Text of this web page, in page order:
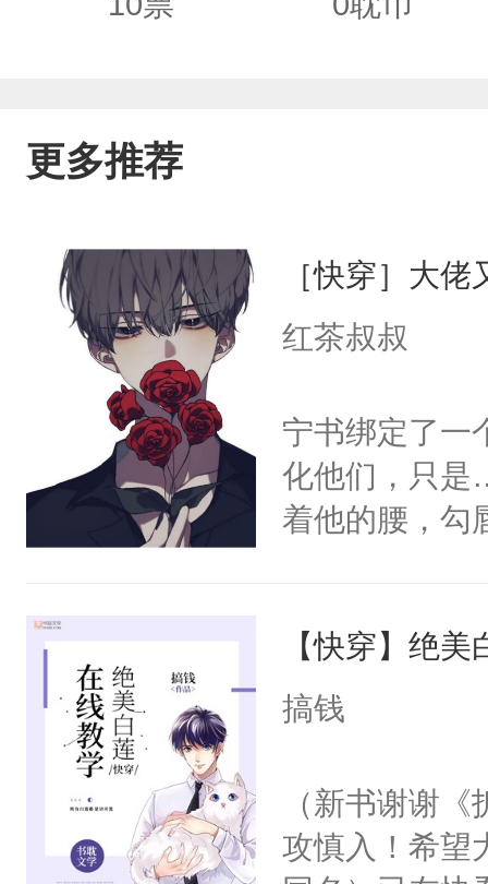
长喝够牛奶之后，准备暗搓搓准备秀
穿情侣装。粉丝：学人精！小情侣被拍
们在粉丝面前装作相亲相爱的样子。没
更多推荐
［快穿］大
红茶叔叔
宁书绑定了一
化他们，只是
着他的腰，勾
来，给老公
用力——为你
【快穿】绝
搞钱
（新书谢谢
攻慎入！希望